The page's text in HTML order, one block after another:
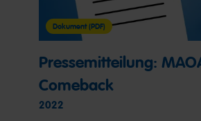
Pressemitteilung:
Comeback
2022
Dokument (PDF)